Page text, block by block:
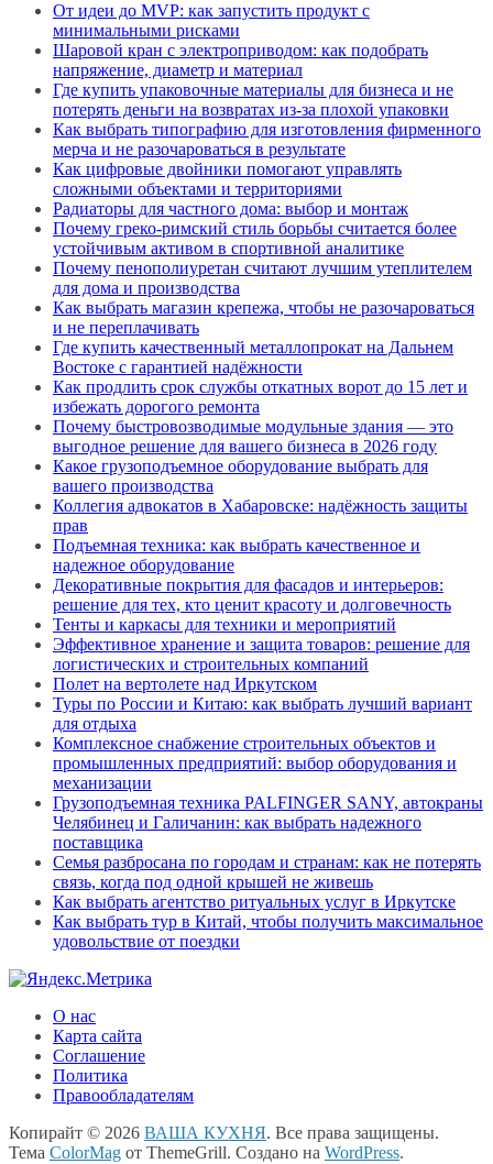
От идеи до MVP: как запустить продукт с
минимальными рисками
Шаровой кран с электроприводом: как подобрать
напряжение, диаметр и материал
Где купить упаковочные материалы для бизнеса и не
потерять деньги на возвратах из-за плохой упаковки
Как выбрать типографию для изготовления фирменного
мерча и не разочароваться в результате
Как цифровые двойники помогают управлять
сложными объектами и территориями
Радиаторы для частного дома: выбор и монтаж
Почему греко-римский стиль борьбы считается более
устойчивым активом в спортивной аналитике
Почему пенополиуретан считают лучшим утеплителем
для дома и производства
Как выбрать магазин крепежа, чтобы не разочароваться
и не переплачивать
Где купить качественный металлопрокат на Дальнем
Востоке с гарантией надёжности
Как продлить срок службы откатных ворот до 15 лет и
избежать дорогого ремонта
Почему быстровозводимые модульные здания — это
выгодное решение для вашего бизнеса в 2026 году
Какое грузоподъемное оборудование выбрать для
вашего производства
Коллегия адвокатов в Хабаровске: надёжность защиты
прав
Подъемная техника: как выбрать качественное и
надежное оборудование
Декоративные покрытия для фасадов и интерьеров:
решение для тех, кто ценит красоту и долговечность
Тенты и каркасы для техники и мероприятий
Эффективное хранение и защита товаров: решение для
логистических и строительных компаний
Полет на вертолете над Иркутском
Туры по России и Китаю: как выбрать лучший вариант
для отдыха
Комплексное снабжение строительных объектов и
промышленных предприятий: выбор оборудования и
механизации
Грузоподъемная техника PALFINGER SANY, автокраны
Челябинец и Галичанин: как выбрать надежного
поставщика
Семья разбросана по городам и странам: как не потерять
связь, когда под одной крышей не живешь
Как выбрать агентство ритуальных услуг в Иркутске
Как выбрать тур в Китай, чтобы получить максимальное
удовольствие от поездки
О нас
Карта сайта
Соглашение
Политика
Правообладателям
Копирайт © 2026 ВАША КУХНЯ. Все права защищены.
Тема ColorMag от ThemeGrill. Создано на WordPress.